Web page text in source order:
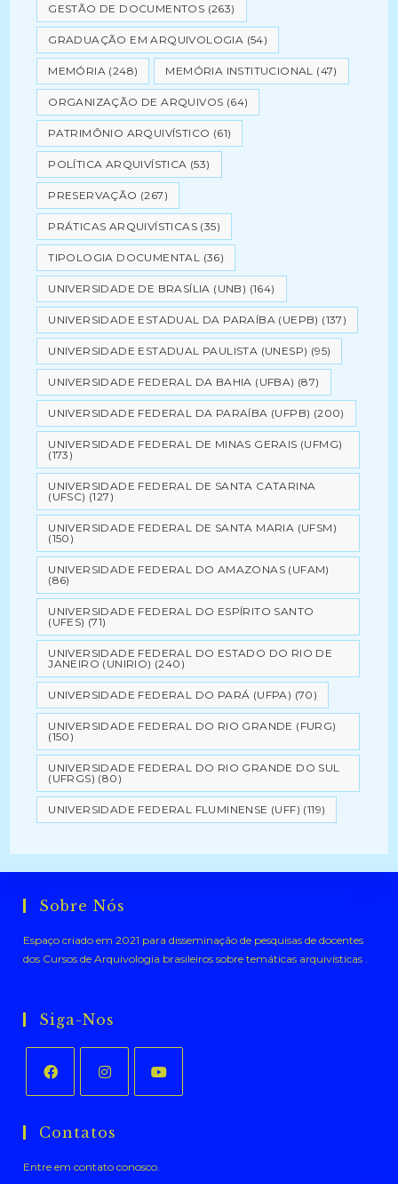
GESTÃO DE DOCUMENTOS (263)
GRADUAÇÃO EM ARQUIVOLOGIA (54)
MEMÓRIA (248) MEMÓRIA INSTITUCIONAL (47)
ORGANIZAÇÃO DE ARQUIVOS (64)
PATRIMÔNIO ARQUIVÍSTICO (61)
POLÍTICA ARQUIVÍSTICA (53)
PRESERVAÇÃO (267)
PRÁTICAS ARQUIVÍSTICAS (35)
TIPOLOGIA DOCUMENTAL (36)
UNIVERSIDADE DE BRASÍLIA (UNB) (164)
UNIVERSIDADE ESTADUAL DA PARAÍBA (UEPB) (137)
UNIVERSIDADE ESTADUAL PAULISTA (UNESP) (95)
UNIVERSIDADE FEDERAL DA BAHIA (UFBA) (87)
UNIVERSIDADE FEDERAL DA PARAÍBA (UFPB) (200)
UNIVERSIDADE FEDERAL DE MINAS GERAIS (UFMG)
(173)
UNIVERSIDADE FEDERAL DE SANTA CATARINA
(UFSC) (127)
UNIVERSIDADE FEDERAL DE SANTA MARIA (UFSM)
(150)
UNIVERSIDADE FEDERAL DO AMAZONAS (UFAM)
(86)
UNIVERSIDADE FEDERAL DO ESPÍRITO SANTO
(UFES) (71)
UNIVERSIDADE FEDERAL DO ESTADO DO RIO DE
JANEIRO (UNIRIO) (240)
UNIVERSIDADE FEDERAL DO PARÁ (UFPA) (70)
UNIVERSIDADE FEDERAL DO RIO GRANDE (FURG)
(150)
UNIVERSIDADE FEDERAL DO RIO GRANDE DO SUL
(UFRGS) (80)
UNIVERSIDADE FEDERAL FLUMINENSE (UFF) (119)
Sobre Nós
Espaço criado em 2021 para disseminação de pesquisas de docentes
dos Cursos de Arquivologia brasileiros sobre temáticas arquivísticas .
Siga-Nos
em
nova
em
nova
nova
Contatos
Entre em contato conosco.